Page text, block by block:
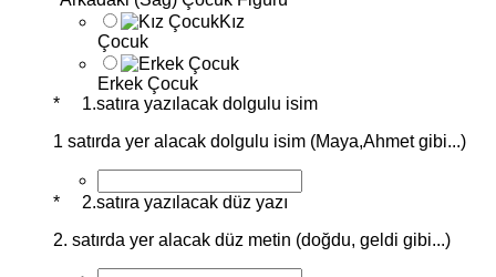
Kız
Çocuk
Erkek Çocuk
*
1.satıra yazılacak dolgulu isim
1 satırda yer alacak dolgulu isim (Maya,Ahmet gibi...)
*
2.satıra yazılacak düz yazı
2. satırda yer alacak düz metin (doğdu, geldi gibi...)